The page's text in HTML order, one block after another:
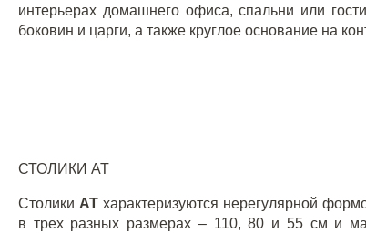
интерьерах домашнего офиса, спальни или
боковин и царги, а также круглое основание на
СТОЛИКИ AT
Столики AT характеризуются нерегулярной
в трех разных размерах – 110, 80 и 55 см и